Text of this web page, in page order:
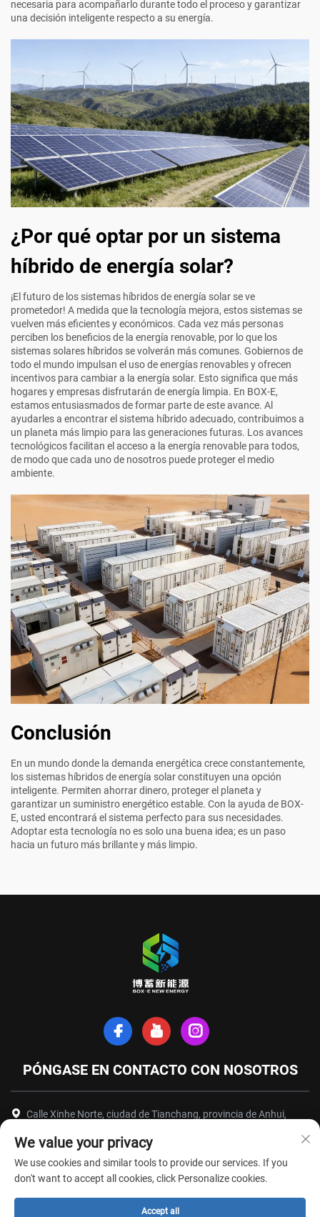
necesaria para acompañarlo durante todo el proceso y garantizar
una decisión inteligente respecto a su energía.
¿Por qué optar por un sistema
híbrido de energía solar?
¡El futuro de los sistemas híbridos de energía solar se ve
prometedor! A medida que la tecnología mejora, estos sistemas se
vuelven más eficientes y económicos. Cada vez más personas
perciben los beneficios de la energía renovable, por lo que los
sistemas solares híbridos se volverán más comunes. Gobiernos de
todo el mundo impulsan el uso de energías renovables y ofrecen
incentivos para cambiar a la energía solar. Esto significa que más
hogares y empresas disfrutarán de energía limpia. En BOX-E,
estamos entusiasmados de formar parte de este avance. Al
ayudarles a encontrar el sistema híbrido adecuado, contribuimos a
un planeta más limpio para las generaciones futuras. Los avances
tecnológicos facilitan el acceso a la energía renovable para todos,
de modo que cada uno de nosotros puede proteger el medio
ambiente.
Conclusión
En un mundo donde la demanda energética crece constantemente,
los sistemas híbridos de energía solar constituyen una opción
inteligente. Permiten ahorrar dinero, proteger el planeta y
garantizar un suministro energético estable. Con la ayuda de BOX-
E, usted encontrará el sistema perfecto para sus necesidades.
Adoptar esta tecnología no es solo una buena idea; es un paso
hacia un futuro más brillante y más limpio.
PÓNGASE EN CONTACTO CON NOSOTROS
Calle Xinhe Norte, ciudad de Tianchang, provincia de Anhui,
[email protected]
We value your privacy
We use cookies and similar tools to provide our services. If you
don't want to accept all cookies, click Personalize cookies.
Accept all